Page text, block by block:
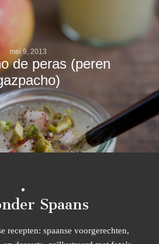
mei 9, 2013
de peras (peren
Spaans
recepten: spaanse voorgerechten,